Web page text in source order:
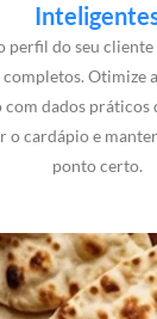
perfil do seu cliente
Otimize
dados práticos
o cardápio e
ponto certo.